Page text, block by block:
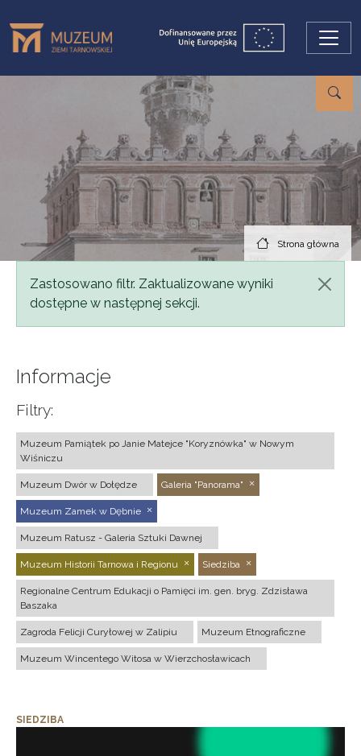
Strona główna
Komunikat
Zastosowano filtr. Zaktualizowane wyniki
dostępne w następnej sekcji.
Informacje
Filtry:
Muzeum Pamiątek po Janie Matejce "Koryznówka" w Nowym
Wiśniczu
Muzeum Dwór w Dołędze Galeria "Panorama"
Muzeum Zamek w Dębnie
Muzeum Ratusz - Galeria Sztuki Dawnej
Muzeum Historii Tarnowa i Regionu Siedziba
Regionalne Centrum Edukacji o Pamięci im. gen. bryg. Zdzisława
Baszaka
Zagroda Felicji Curyłowej w Zalipiu Muzeum Etnograficzne
Muzeum Wincentego Witosa w Wierzchosławicach
SIEDZIBA